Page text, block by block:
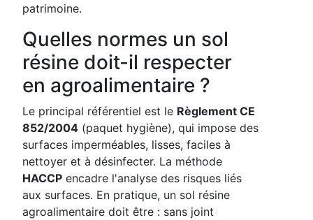
patrimoine.
Quelles normes un sol
résine doit-il respecter
en agroalimentaire ?
Le principal référentiel est le Règlement CE
852/2004 (paquet hygiène), qui impose des
surfaces imperméables, lisses, faciles à
nettoyer et à désinfecter. La méthode
HACCP encadre l'analyse des risques liés
aux surfaces. En pratique, un sol résine
agroalimentaire doit être : sans joint